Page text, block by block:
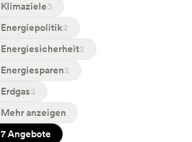
Klimaziele3
Energiepolitik2
Energiesicherheit2
Energiesparen2
Erdgas2
Mehr anzeigen
7 Angebote